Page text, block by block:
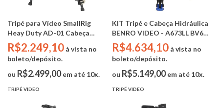
Tripé para Vídeo SmallRig
Heay Duty AD-01 Cabeça
Hidráulica ( 3751B - carga max
8.9kg / 186cm )
R$2.249,10 à vista no
boleto/depósito.
ou R$2.499,00em até 10x.
TRIPÉ VIDEO
KIT Tripé e Cabeça Hidráulica
BENRO VIDEO - A673LL BV6H
PLUS - 40kg
R$4.634,10 à vista no
boleto/depósito.
ou R$5.149,00em até 10x.
TRIPÉ VIDEO